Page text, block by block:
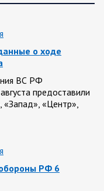
о ходе
ВС РФ
предоставили
«Запад», «Центр»,
РФ 6